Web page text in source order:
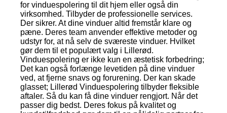
for vinduespolering til dit hjem eller også din
virksomhed. Tilbyder de professionelle services.
Der sikrer. At dine vinduer altid fremstår klare og
pæne. Deres team anvender effektive metoder og
udstyr for, at nå selv de sværeste vinduer. Hvilket
gør dem til et populært valg i Lillerød.
Vinduespolering er ikke kun en æstetisk forbedring;
Det kan også forlænge levetiden på dine vinduer
ved, at fjerne snavs og forurening. Der kan skade
glasset; Lillerød Vinduespolering tilbyder fleksible
aftaler. Så du kan få dine vinduer rengjort. Når det
passer dig bedst. Deres fokus på kvalitet og